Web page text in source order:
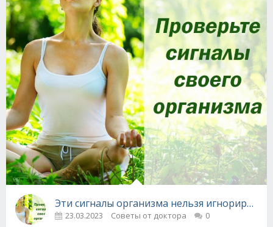
Эти сигналы организма нельзя
23.03.2023 Советы от доктора 0